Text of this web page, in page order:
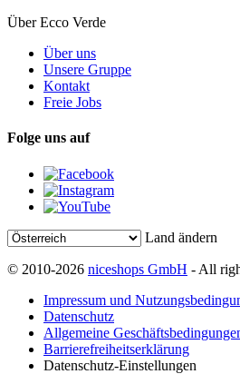
Über Ecco Verde
Über uns
Unsere Gruppe
Kontakt
Freie Jobs
Folge uns auf
Land ändern
© 2010-2026 niceshops GmbH - All
Impressum und
Datenschutz
Allgemeine
Barrierefreiheitserklärung
Datenschutz-Einstellungen